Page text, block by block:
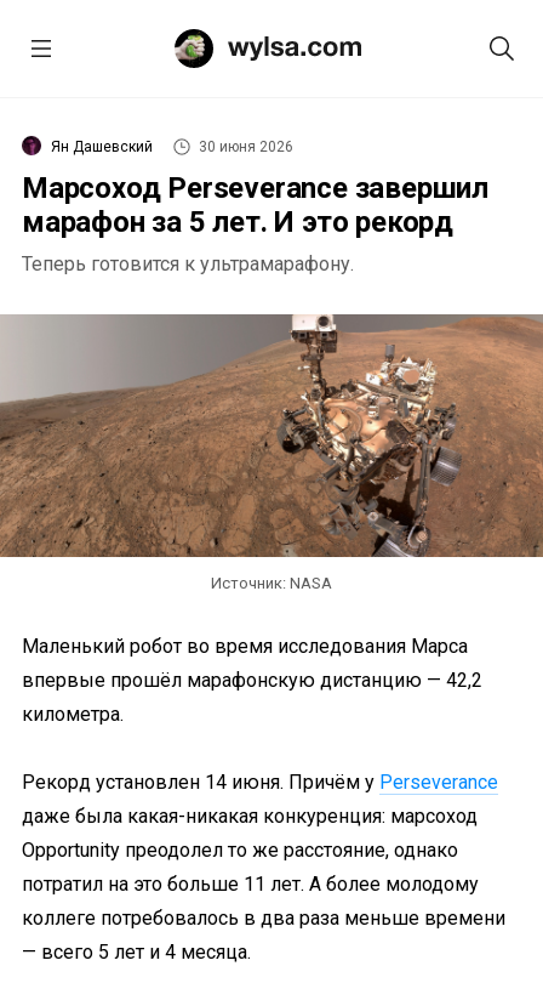
Ян Дашевский 30 июня 2026
Марсоход Perseverance завершил
марафон за 5 лет. И это рекорд
Теперь готовится к ультрамарафону.
Источник: NASA
Маленький робот во время исследования Марса
впервые прошёл марафонскую дистанцию — 42,2
километра.
Рекорд установлен 14 июня. Причём у Perseverance
даже была какая-никакая конкуренция: марсоход
Opportunity преодолел то же расстояние, однако
потратил на это больше 11 лет. А более молодому
коллеге потребовалось в два раза меньше времени
— всего 5 лет и 4 месяца.